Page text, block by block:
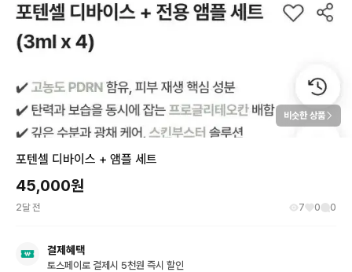
비슷한 상품
포텐셀 디바이스 + 앰플 세트
45,000원
2달 전 7 0 0
결제혜택
토스페이로 결제시 5천원 즉시 할인